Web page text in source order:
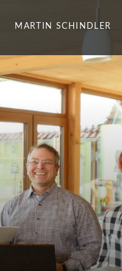
MARTIN SCHINDLER